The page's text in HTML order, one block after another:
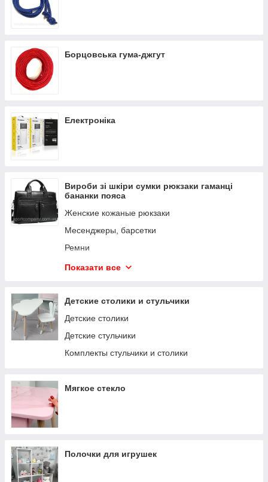
Борцовська гума-джгут
Електроніка
Вироби зі шкіри сумки рюкзаки гаманці
бананки пояса
Женские кожаные рюкзаки
Месенджеры, барсетки
Ремни
Женские ремни
Рюкзаки
Обкладинки
Ключницы
Слинги
Портфели для ноутбуков и документов
Показати все
Детские столики и стульчики
Детские столики
Детские стульчики
Комплекты стульчики и столики
Мягкое стекло
Полочки для игрушек